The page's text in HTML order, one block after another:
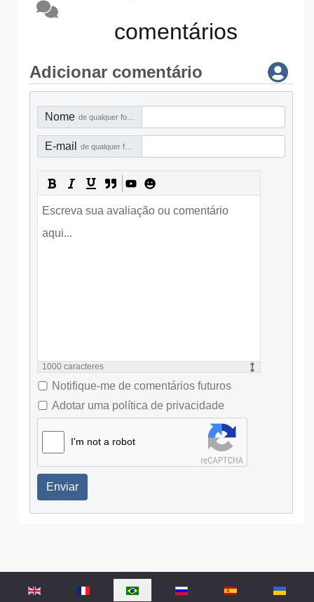
comentários
Adicionar comentário
Nome
E-mail
1000 caracteres
Notifique-me de comentários futuros
Adotar uma política de privacidade
I'm not a robot
Enviar
Selecione o seu idioma